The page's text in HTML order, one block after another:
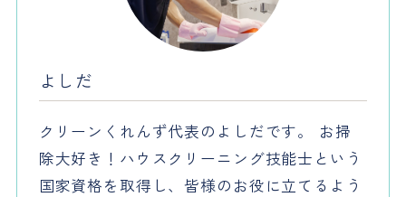
よしだ
クリーンくれんず代表のよしだです。 お掃
除大好き！ハウスクリーニング技能士という
国家資格を取得し、皆様のお役に立てるよう